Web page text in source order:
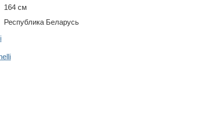
164 см
Республика Беларусь